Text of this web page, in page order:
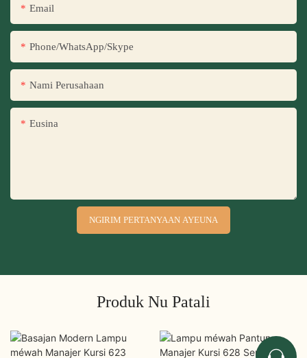
Email
Phone/WhatsApp/Skype
Nami Perusahaan
Eusina
NGIRIM PERTANYAAN AYEUNA
Produk Nu Patali